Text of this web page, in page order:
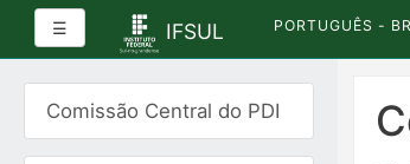
☰ Painel lateral IFSUL PORTUGUÊS -
Comissão Central do PDI